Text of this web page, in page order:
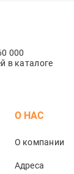
000
в каталоге
О НАС
О компании
Адреса